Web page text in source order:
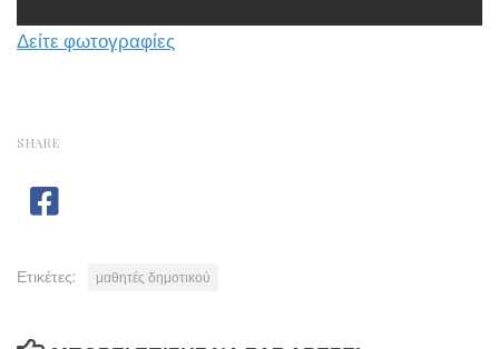
Δείτε φωτογραφίες
SHARE
Ετικέτες: μαθητές δημοτικού